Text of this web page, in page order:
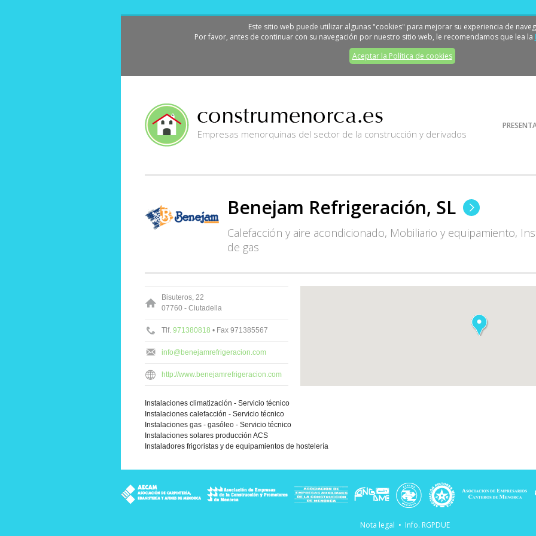
Este sitio web puede utilizar algunas "cookies" para mejorar su experiencia de
Por favor, antes de continuar con su navegación por nuestro sitio web, le recomendamos que lea la
Aceptar la Política de cookies
Empresas menorquinas del sector de la construcción y derivados
Benejam Refrigeración, SL
Calefacción y aire acondicionado, Mobiliario y equipamiento,
de gas
Bisuteros, 22
07760 - Ciutadella
Tlf. 971380818 • Fax 971385567
info@benejamrefrigeracion.com
http://www.benejamrefrigeracion.com
Instalaciones climatización - Servicio técnico
Instalaciones calefacción - Servicio técnico
Instalaciones gas - gasóleo - Servicio técnico
Instalaciones solares producción ACS
Instaladores frigoristas y de equipamientos de hostelería
PIME Menorca
de Instalaciones de Saneamiento, Fontanería y Gas de Menorca
Empresas de Instalaciones Eléctricas y de Telecomunicaciones de Menorca
de Empresarios Canteros de Menorca
ASCOME - Asociación Empresarial de Comerciantes de Menorca
Nota legal • Info. RGPDUE